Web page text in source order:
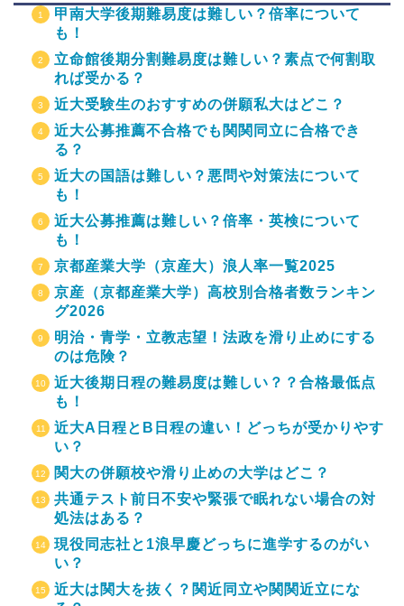
甲南大学後期難易度は難しい？倍率について
も！
立命館後期分割難易度は難しい？素点で何割取
れば受かる？
近大受験生のおすすめの併願私大はどこ？
近大公募推薦不合格でも関関同立に合格でき
る？
近大の国語は難しい？悪問や対策法について
も！
近大公募推薦は難しい？倍率・英検について
も！
京都産業大学（京産大）浪人率一覧2025
京産（京都産業大学）高校別合格者数ランキン
グ2026
明治・青学・立教志望！法政を滑り止めにする
のは危険？
近大後期日程の難易度は難しい？？合格最低点
も！
近大A日程とB日程の違い！どっちが受かりやす
い？
関大の併願校や滑り止めの大学はどこ？
共通テスト前日不安や緊張で眠れない場合の対
処法はある？
現役同志社と1浪早慶どっちに進学するのがい
い？
近大は関大を抜く？関近同立や関関近立にな